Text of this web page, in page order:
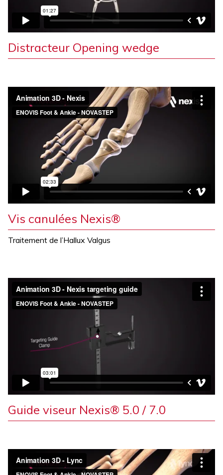
Distracteur Opening wedge
Vis canulées Nexis®
Traitement de l’Hallux Valgus
Guide viseur Nexis® 5.0 / 7.0